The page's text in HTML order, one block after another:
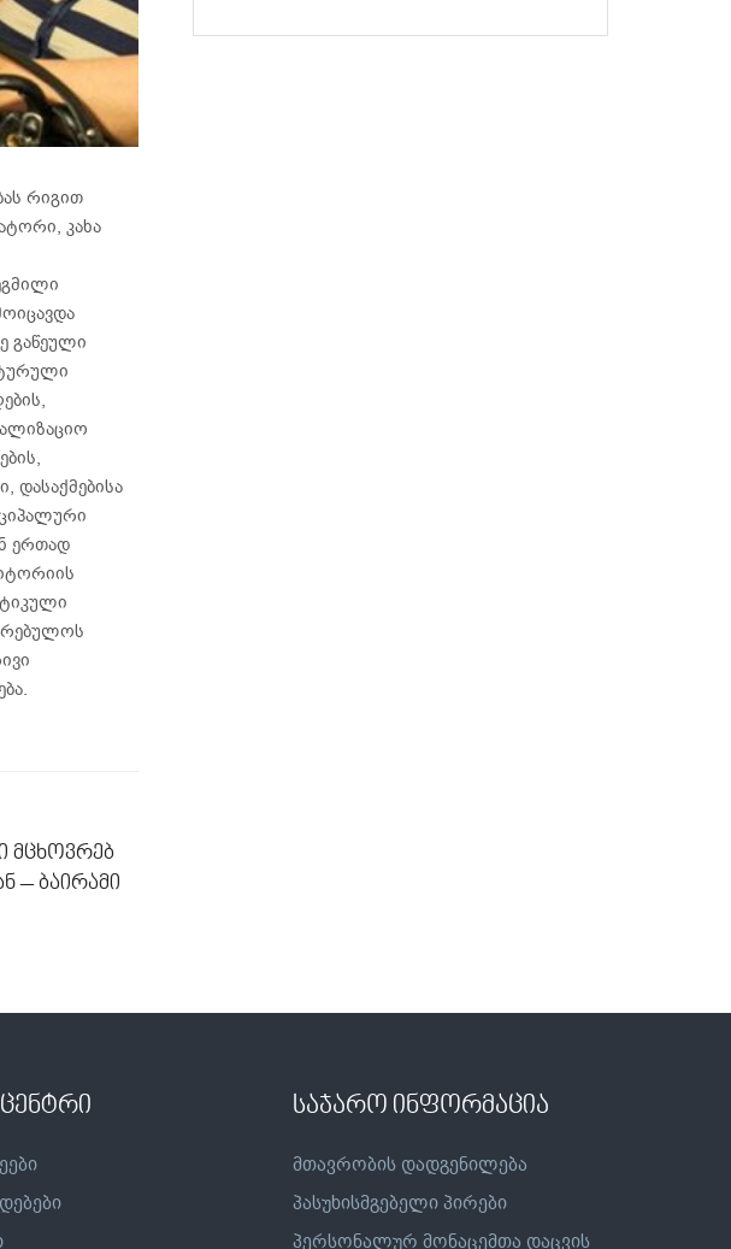
რიგით
კახა
გაწეული
დასაქმებისა
ერთად
მცხოვრებ
– ბაირამი
საჯარო ინფორმაცია
მთავრობის დადგენილება
პასუხისმგებელი პირები
პერსონალურ მონაცემთა დაცვის